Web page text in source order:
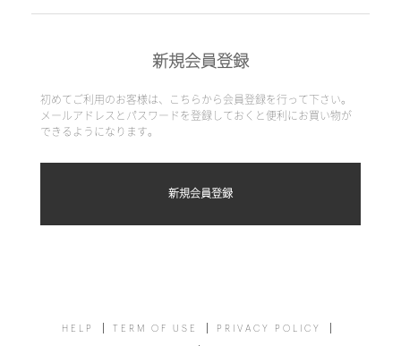
新規会員登録
初めてご利用のお客様は、こちらから会員登録を行って下さい。
メールアドレスとパスワードを登録しておくと便利にお買い物が
できるようになります。
HELP TERM OF USE PRIVACY POLICY